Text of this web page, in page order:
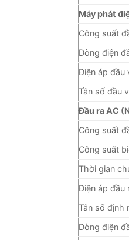
Máy phát
Công suất
Dòng điện
Điện áp đầu
Tần số đầu
Đầu ra AC
Công suất
Công suất
Thời gian
Điện áp đầu
Tần số định
Dòng điện